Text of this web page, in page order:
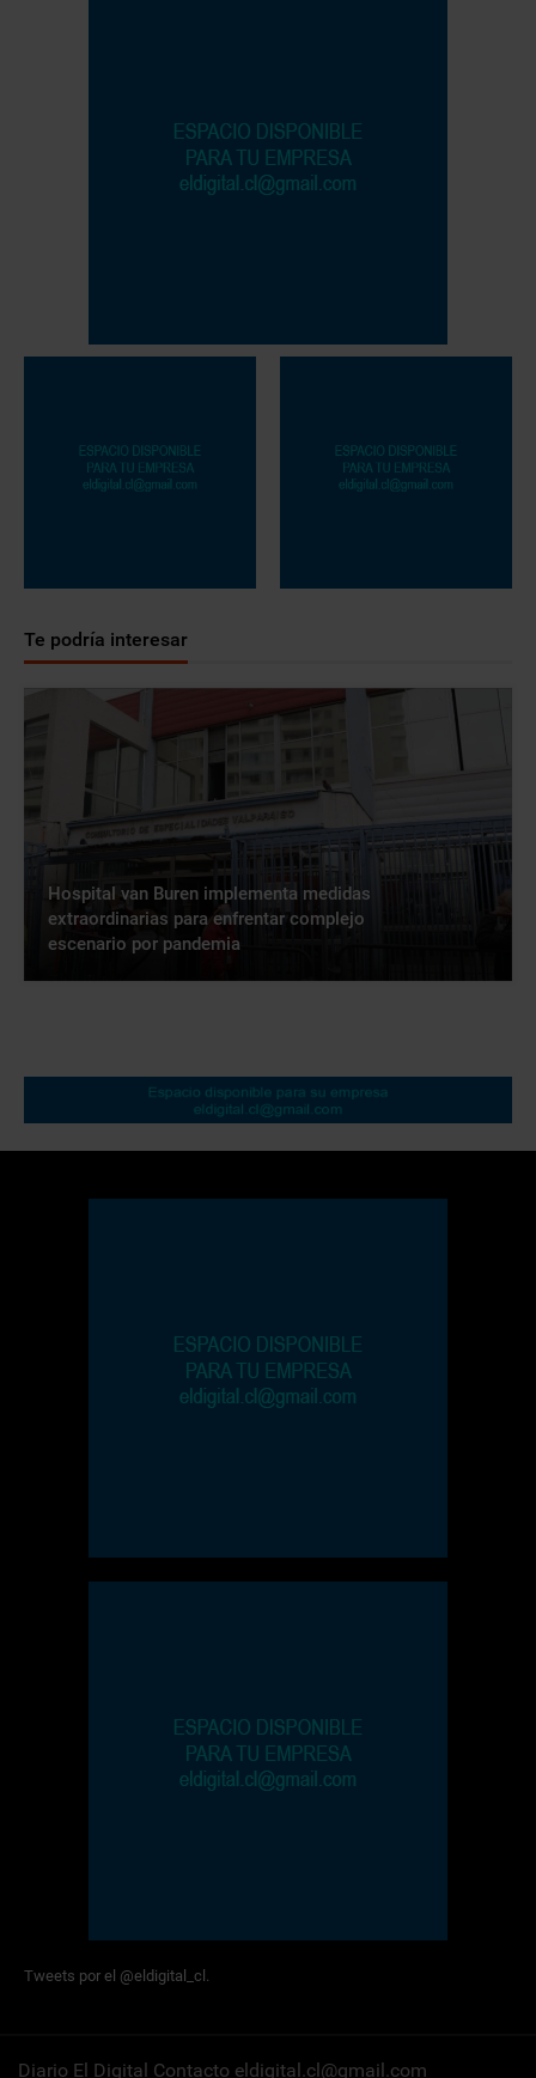
Te podría interesar
Hospital van Buren implementa medidas
extraordinarias para enfrentar complejo
escenario por pandemia
Tweets por el @eldigital_cl.
Diario El Digital Contacto eldigital.cl@gmail.com